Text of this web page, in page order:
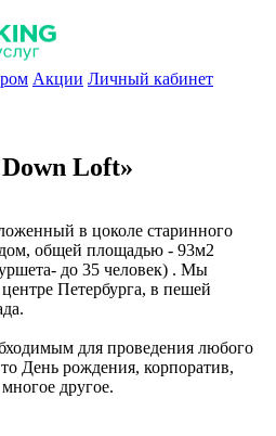
Акции Личный кабинет
Loft»
в цоколе старинного
общей площадью - 93м2
до 35 человек) . Мы
Петербурга, в пешей
для проведения любого
День рождения, корпоратив,
другое.